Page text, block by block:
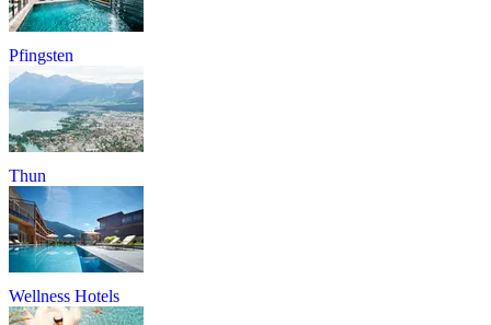
Pfingsten
Thun
Wellness Hotels